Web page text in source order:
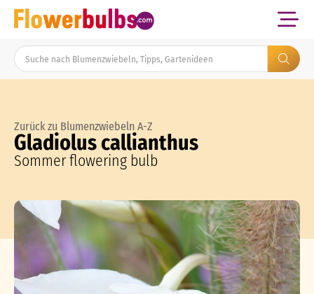
Zurück zu Blumenzwiebeln A-Z
Gladiolus callianthus
Sommer flowering bulb